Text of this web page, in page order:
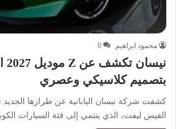
محمود ابراهيم 0
بتصميم كلاسيكي وعصري
الفيس ليفت، الذي ينتمي إلى فئة السيارات